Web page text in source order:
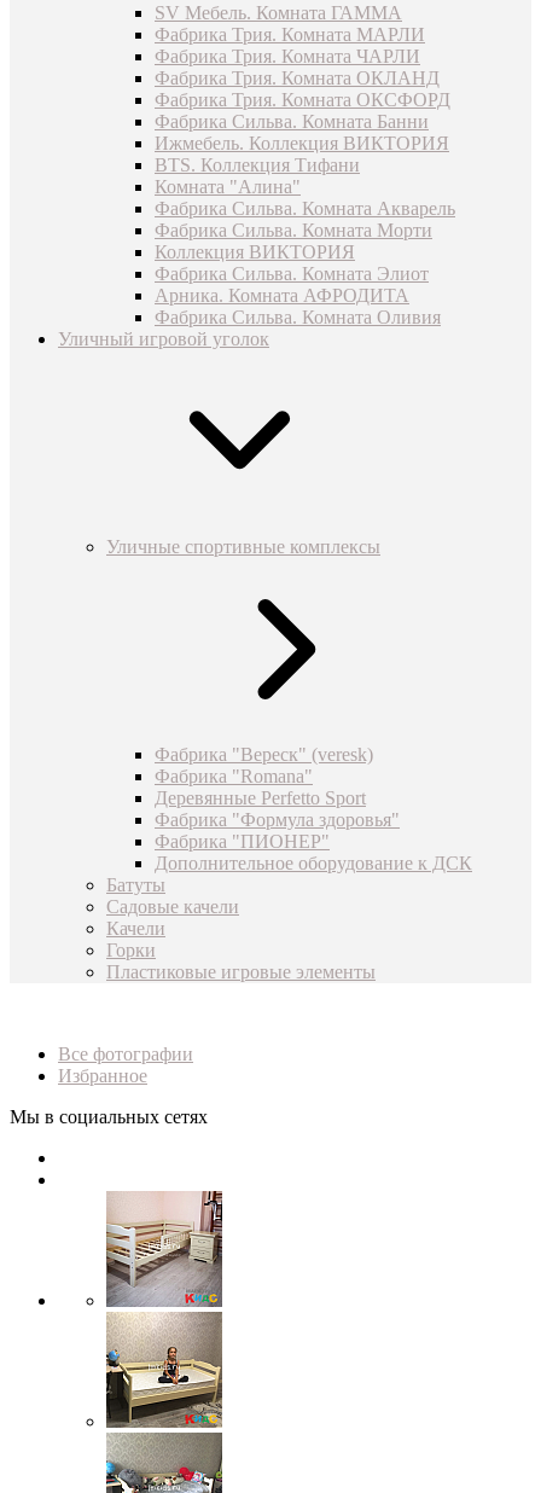
SV Мебель. Комната ГАММА
Фабрика Трия. Комната МАРЛИ
Фабрика Трия. Комната ЧАРЛИ
Фабрика Трия. Комната ОКЛАНД
Фабрика Трия. Комната ОКСФОРД
Фабрика Сильва. Комната Банни
Ижмебель. Коллекция ВИКТОРИЯ
BTS. Коллекция Тифани
Комната "Алина"
Фабрика Сильва. Комната Акварель
Фабрика Сильва. Комната Морти
Коллекция ВИКТОРИЯ
Фабрика Сильва. Комната Элиот
Арника. Комната АФРОДИТА
Фабрика Сильва. Комната Оливия
Уличный игровой уголок
Уличные спортивные комплексы
Фабрика "Вереск" (veresk)
Фабрика "Romana"
Деревянные Perfetto Sport
Фабрика "Формула здоровья"
Фабрика "ПИОНЕР"
Дополнительное оборудование к ДСК
Батуты
Садовые качели
Качели
Горки
Пластиковые игровые элементы
Все фотографии
Избранное
Мы в социальных сетях